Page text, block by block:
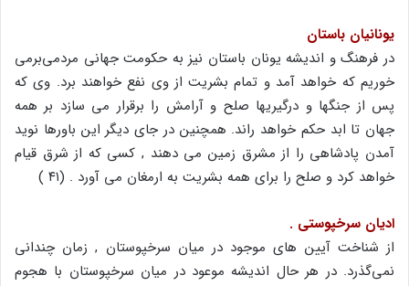
یونانیان باستان
در فرهنگ و اندیشه یونان باستان نیز به حکومت جهانی مردمی‌برمی
خوریم که خواهد آمد و تمام بشریت از وی نفع خواهند برد. وی که
پس از جنگها و درگیریها صلح و آرامش را برقرار می سازد بر همه
جهان تا ابد حکم خواهد راند. همچنین در جای دیگر این باورها نوید
آمدن پادشاهی را از مشرق زمین می دهند , کسی که از شرق قیام
خواهد کرد و صلح را برای همه بشریت به ارمغان می آورد . (۴۱ )
ادیان سرخپوستی .
از شناخت آیین های موجود در میان سرخپوستان , زمان چندانی
نمی‌گذرد. در هر حال اندیشه موعود در میان سرخپوستان با هجوم